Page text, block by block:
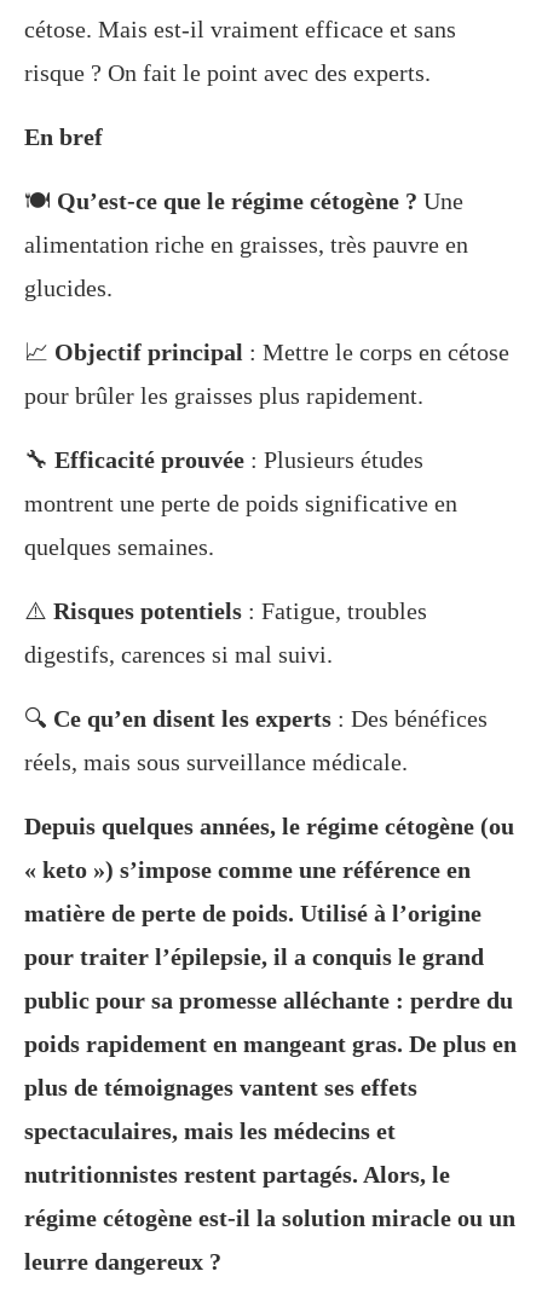
cétose. Mais est-il vraiment efficace et sans
risque ? On fait le point avec des experts.
En bref
🍽️ Qu’est-ce que le régime cétogène ? Une
alimentation riche en graisses, très pauvre en
glucides.
📈 Objectif principal : Mettre le corps en cétose
pour brûler les graisses plus rapidement.
🔧 Efficacité prouvée : Plusieurs études
montrent une perte de poids significative en
quelques semaines.
⚠️ Risques potentiels : Fatigue, troubles
digestifs, carences si mal suivi.
🔍 Ce qu’en disent les experts : Des bénéfices
réels, mais sous surveillance médicale.
Depuis quelques années, le régime cétogène (ou
« keto ») s’impose comme une référence en
matière de perte de poids. Utilisé à l’origine
pour traiter l’épilepsie, il a conquis le grand
public pour sa promesse alléchante : perdre du
poids rapidement en mangeant gras. De plus en
plus de témoignages vantent ses effets
spectaculaires, mais les médecins et
nutritionnistes restent partagés. Alors, le
régime cétogène est-il la solution miracle ou un
leurre dangereux ?